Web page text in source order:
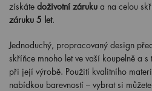
získáte doživotní záruku a na celou
záruku 5 let.
Jednoduchý, propracovaný design
skříňce mnoho let ve vaší koupelně a
při její výrobě. Použití kvalitního
nabídkou barevností – vybrat si